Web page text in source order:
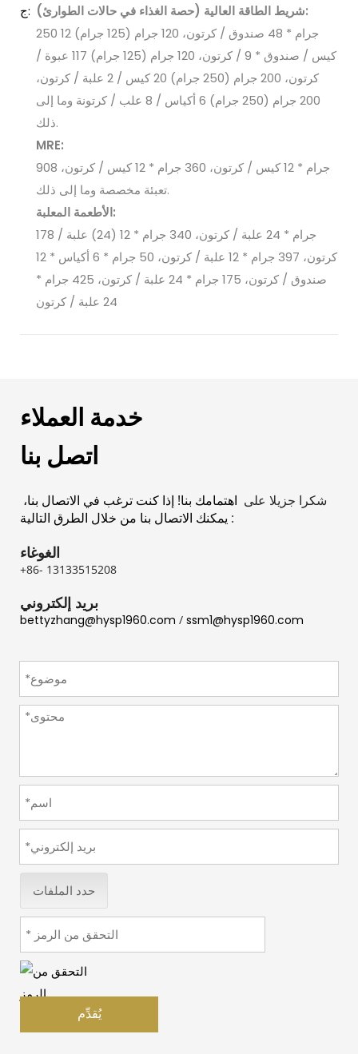
ج:
شريط الطاقة العالية (حصة الغذاء في حالات الطوارئ):
250 جرام * 48 صندوق / كرتون، 120 جرام (125 جرام) 12
كيس / صندوق * 9 / كرتون، 120 جرام (125 جرام) 117 عبوة /
كرتون، 200 جرام (250 جرام) 20 كيس / 2 علبة / كرتون،
200 جرام (250 جرام) 6 أكياس / 8 علب / كرتونة وما إلى
ذلك.
MRE:
908 جرام * 12 كيس / كرتون، 360 جرام * 12 كيس / كرتون،
تعبئة مخصصة وما إلى ذلك.
الأطعمة المعلبة:
178 جرام * 24 علبة / كرتون، 340 جرام * 12 (24) علبة /
كرتون، 397 جرام * 12 علبة / كرتون، 50 جرام * 6 أكياس * 12
صندوق / كرتون، 175 جرام * 24 علبة / كرتون، 425 جرام *
24 علبة / كرتون
خدمة العملاء
اتصل بنا
شكرا جزيلا على
:
الغوغاء
+86- 13133515208
بريد إلكتروني
bettyzhang@hysp1960.com / ssm1@hysp1960.com
حدد الملفات
يُقدِّم